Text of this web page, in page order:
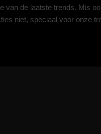
van de laatste trends. Mis
niet, speciaal voor onze